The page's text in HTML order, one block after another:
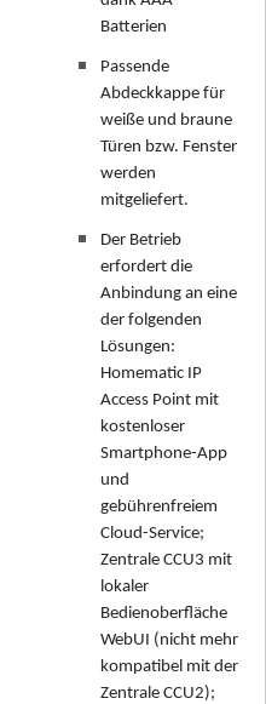
Batterien
Passende
Abdeckkappe für
weiße und braune
Türen bzw. Fenster
werden
mitgeliefert.
Der Betrieb
erfordert die
Anbindung an eine
der folgenden
Lösungen:
Homematic IP
Access Point mit
kostenloser
Smartphone-App
und
gebührenfreiem
Cloud-Service;
Zentrale CCU3 mit
lokaler
Bedienoberfläche
WebUI (nicht mehr
kompatibel mit der
Zentrale CCU2);